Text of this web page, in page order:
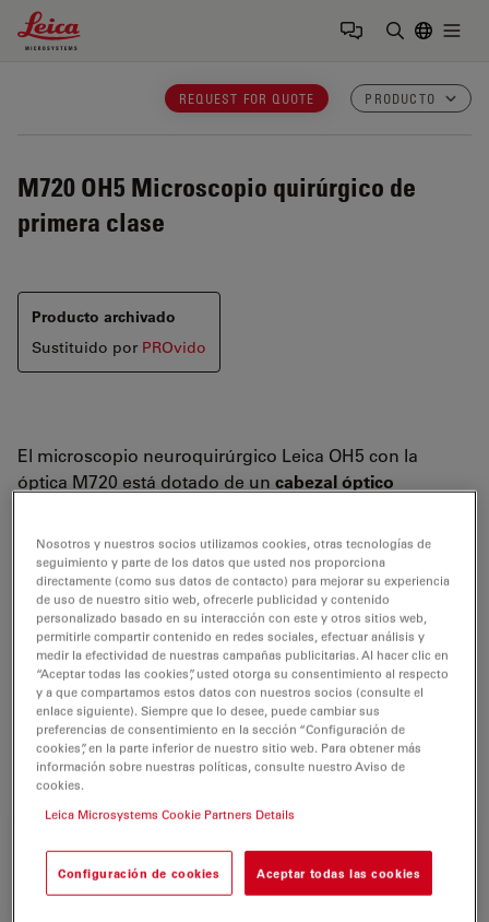
Leica Microsystems Logo
REQUEST FOR QUOTE PRODUCTO
M720 OH5 Microscopio quirúrgico de
primera clase
Producto archivado
Sustituido por PROvido
El microscopio neuroquirúrgico Leica OH5 con la
óptica M720 está dotado de un cabezal óptico
hace
mucho más compacto
que los cabezales
tradicionales.
Los nuevos tubos binoculares están diseñados con un
rango de inclinación de 115°, lo que permite que los
usuarios puedantrabajar cómodamente.
Los innovadoresbinoculares Butterflyde Leica
permiten que los oculares basculen de manera fácil y
rápida sobre unsegundo plano de visión.
Nosotros y nuestros socios utilizamos cookies, otras tecnologías de
seguimiento y parte de los datos que usted nos proporciona
directamente (como sus datos de contacto) para mejorar su experiencia
de uso de nuestro sitio web, ofrecerle publicidad y contenido
personalizado basado en su interacción con este y otros sitios web,
permitirle compartir contenido en redes sociales, efectuar análisis y
medir la efectividad de nuestras campañas publicitarias. Al hacer clic en
“Aceptar todas las cookies”, usted otorga su consentimiento al respecto
y a que compartamos estos datos con nuestros socios (consulte el
enlace siguiente). Siempre que lo desee, puede cambiar sus
preferencias de consentimiento en la sección “Configuración de
cookies”, en la parte inferior de nuestro sitio web. Para obtener más
información sobre nuestras políticas, consulte nuestro Aviso de
cookies.
Leica Microsystems Cookie Partners Details
Configuración de cookies Aceptar todas las cookies